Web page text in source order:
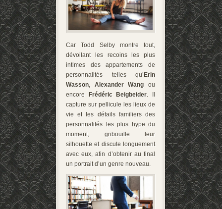
Car Todd Selby montre tout,
dévoilant les recoins les plus
intimes des appartements de
personnalités telles qu’ Erin
Wasson, Alexander Wang ou
encore
Frédéric Beigbeider. Il
capture sur pellicule les lieux de
vie et les détails familiers des
personnalités les plus hype du
moment, gribouille leur
silhouette et discute longuement
avec eux, afin d’obtenir au final
un portrait d’un genre nouveau.